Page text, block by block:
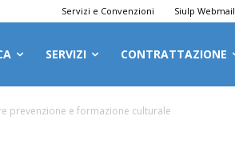
Servizi e Convenzioni Siulp Webmail
SERVIZI CONTRATTAZIONE
prevenzione e formazione culturale